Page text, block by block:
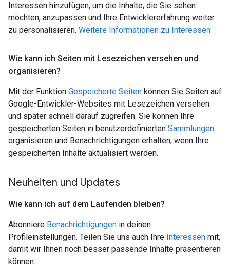
Interessen hinzufügen, um die Inhalte, die Sie sehen
möchten, anzupassen und Ihre Entwicklererfahrung weiter
zu personalisieren. Weitere Informationen zu Interessen
Wie kann ich Seiten mit Lesezeichen versehen und
organisieren?
Mit der Funktion Gespeicherte Seiten können Sie Seiten auf
Google-Entwickler-Websites mit Lesezeichen versehen
und später schnell darauf zugreifen. Sie können Ihre
gespeicherten Seiten in benutzerdefinierten Sammlungen
organisieren und Benachrichtigungen erhalten, wenn Ihre
gespeicherten Inhalte aktualisiert werden.
Neuheiten und Updates
Wie kann ich auf dem Laufenden bleiben?
Abonniere Benachrichtigungen in deinen
Profileinstellungen. Teilen Sie uns auch Ihre Interessen mit,
damit wir Ihnen noch besser passende Inhalte präsentieren
können.